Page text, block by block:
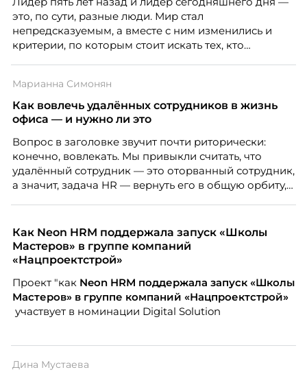
это, по сути, разные люди. Мир стал
непредсказуемым, а вместе с ним изменились и
критерии, по которым стоит искать тех, кто
«свадебного генерала», почему стандартные
системы оценки часто упускают самых талантливых
людей и как выявить лидерский потенциал ещё до
Тимур Соколов, ключевой эксперт по
стратегическому развитию и формированию
культуры лидерства в организациях.
Марианна Симонян
Как вовлечь удалённых сотрудников в жизнь
офиса — и нужно ли это
Вопрос в заголовке звучит почти риторически:
конечно, вовлекать. Мы привыкли считать, что
удалённый сотрудник — это оторванный сотрудник,
а значит, задача HR — вернуть его в общую орбиту,
вовлечения, стоит остановиться на неудобном
факте: данные говорят ровно обратное тому, что
подсказывает интуиция. Автор свежего выпуска
People Analytics, приглашённый лектор НИУ ВШЭ и
МИФИ, автор книги «Дао женской карьеры».
Как Neon HRM поддержала запуск «Школы
Мастеров» в группе компаний
«Нацпроектстрой»
Проект "какNeon HRM поддержала запуск «Школы
Мастеров» в группе компаний «Нацпроектстрой»
участвует в номинации Digital Solution
Дина Мустаева